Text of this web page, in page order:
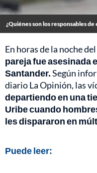
¿Quiénes son los responsables
En horas de la noche
pareja fue asesinada
Santander.Según
diario La Opinión, las
departiendo en una
Uribe cuando
les dispararon en
Puede leer: